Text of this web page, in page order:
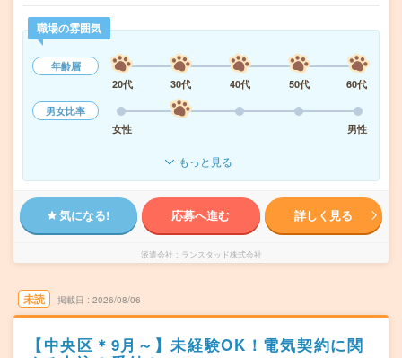
職場の雰囲気
年齢層
20代
30代 40代 50代
60代
男女比率
女性
男性
もっと見る
気になる! 応募へ進む 詳しく見る
派遣会社 ランスタッド株式会社
未読 掲載日 2026/08/06
【中央区＊9月～】未経験OK！電気契約に関